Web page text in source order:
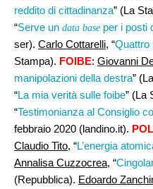
reddito di cittadinanza” (La
“Serve un data base per i posti
ser). Carlo Cottarelli, “Quattro
Stampa). FOIBE: Giovanni
manipolazioni della destra”
“La mia verità sulle foibe” (La
“Testimonianza al Consiglio
febbraio 2020 (landino.it).
Claudio Tito, “L’energia
Annalisa Cuzzocrea, “
(Repubblica). Edoardo